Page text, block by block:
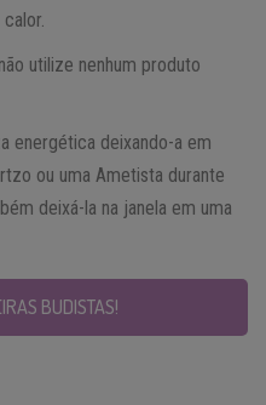
utilize nenhum produto
energética deixando-a em
ou uma Ametista durante
deixá-la na janela em uma
BUDISTAS!